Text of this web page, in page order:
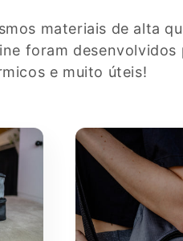
materiais de alta
foram
e muito úteis!